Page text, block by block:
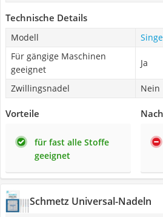
Technische Details
Modell
Für gängige Maschinen
geeignet
Ja
Zwillingsnadel Nein
Vorteile
für fast alle Stoffe
geeignet
Schmetz Universal-Nadeln